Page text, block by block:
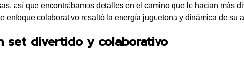
así que encontrábamos detalles en el camino que lo hacían más
enfoque colaborativo resaltó la energía juguetona y dinámica de su
set divertido y colaborativo